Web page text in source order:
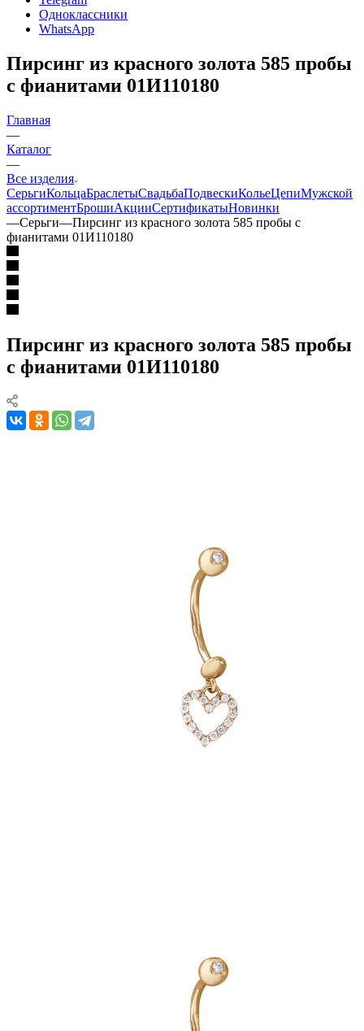
Одноклассники
WhatsApp
Пирсинг из красного золота 585 пробы
с фианитами 01И110180
Главная
—
Каталог
—
Все изделия
СерьгиКольцаБраслетыСвадьбаПодвескиКольеЦепиМужской
ассортиментБрошиАкцииСертификатыНовинки
—Серьги—Пирсинг из красного золота 585 пробы с
фианитами 01И110180
Пирсинг из красного золота 585 пробы
с фианитами 01И110180